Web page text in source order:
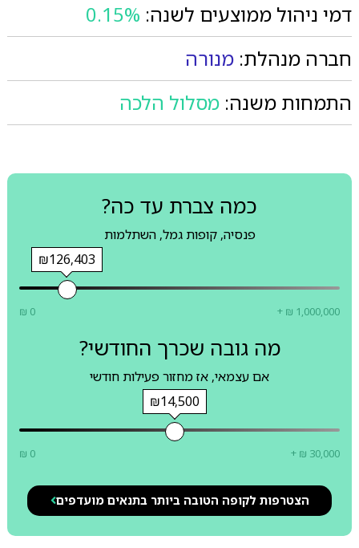
דמי ניהול ממוצעים לשנה: 0.15%
חברה מנהלת: מנורה
התמחות משנה: מסלול הלכה
כמה צברת עד כה?
פנסיה, קופות גמל, השתלמות
₪126,403
₪ 0 + ₪ 1,000,000
מה גובה שכרך החודשי?
אם עצמאי, אז מחזור פעילות חודשי
₪14,500
₪ 0 + ₪ 30,000
הצטרפות לקופה הטובה ביותר בתנאים מועדפים